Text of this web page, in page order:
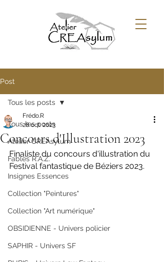
Post
Tous les posts
Atelier CREAsylum
Fables R.A.Z.
Insignes Essences
Collection "Peintures"
Collection "Art numérique"
OBSIDIENNE - Univers policier
SAPHIR - Univers SF
Tous les posts
Concours d'Illustration 2023
Frédo.R
28 oct. 2023
Finaliste du concours d'illustration du
Festival fantastique de Béziers 2023.